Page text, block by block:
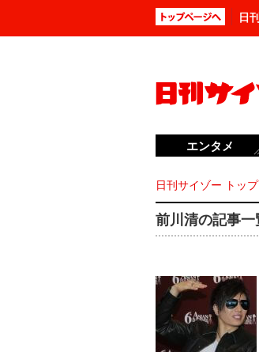
日
日刊サイゾー トップ
前川清の記事一
エンタメ